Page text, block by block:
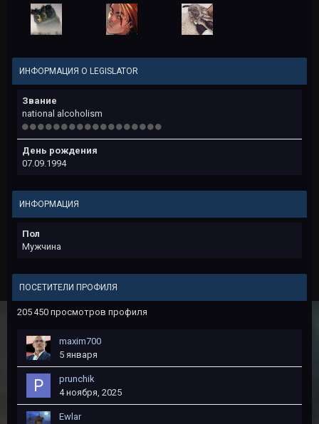
ИНФОРМАЦИЯ О LEGISLATOR
Звание
national alcoholism
День рождения
07.09.1994
ИНФОРМАЦИЯ
Пол
Мужчина
ПОСЕТИТЕЛИ ПРОФИЛЯ
205 450 просмотров профиля
maxim700
5 января
prunchik
4 ноября, 2025
Ewlar